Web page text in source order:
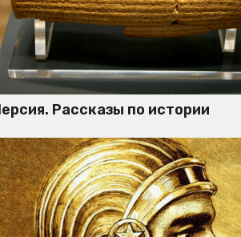
Рассказы по истории